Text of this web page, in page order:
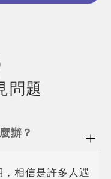
問題
辦？
相信是許多人遇